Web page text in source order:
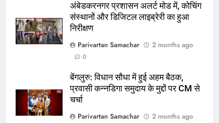
अंबेडकरनगर प्रशासन अलर्ट मोड में, कोचिंग
संस्थानों और डिजिटल लाइब्रेरी का हुआ
निरीक्षण
Parivartan Samachar
2 months ago
0
बेंगलुरु: विधान सौधा में हुई अहम बैठक,
प्रवासी कन्नडिगा समुदाय के मुद्दों पर CM से
चर्चा
Parivartan Samachar
2 months ago